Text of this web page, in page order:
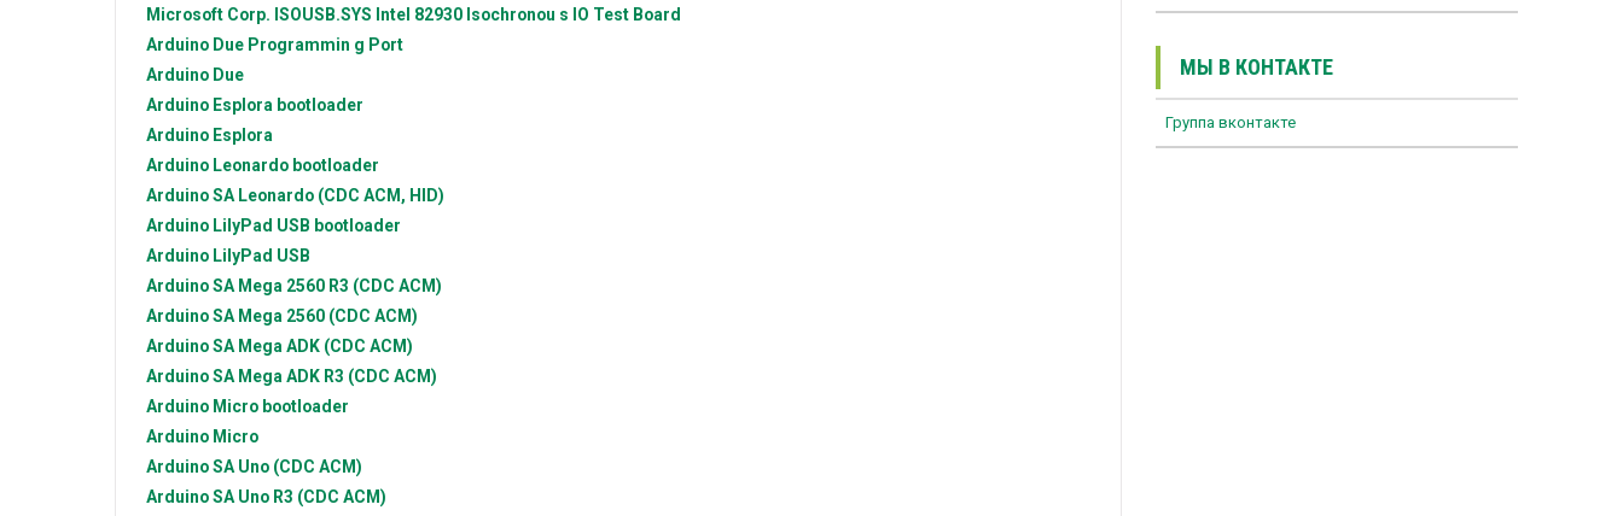
Microsoft Corp. ISOUSB.SYS Intel 82930 Isochronou s IO Test Board
Arduino Due Programmin g Port
Arduino Due
Arduino Esplora bootloader
Arduino Esplora
Arduino Leonardo bootloader
Arduino SA Leonardo (CDC ACM, HID)
Arduino LilyPad USB bootloader
Arduino LilyPad USB
Arduino SA Mega 2560 R3 (CDC ACM)
Arduino SA Mega 2560 (CDC ACM)
Arduino SA Mega ADK (CDC ACM)
Arduino SA Mega ADK R3 (CDC ACM)
Arduino Micro bootloader
Arduino Micro
Arduino SA Uno (CDC ACM)
Arduino SA Uno R3 (CDC ACM)
МЫ В КОНТАКТЕ
Группа вконтакте